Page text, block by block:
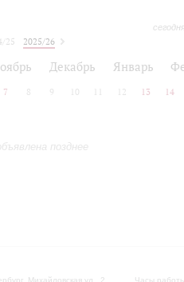
25
2025/26
Декабрь Январь
7 8 9 10 12 13 14
позднее
Михайловская ул., 2 Часы